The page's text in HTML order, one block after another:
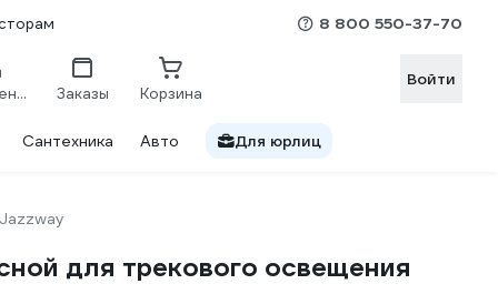
8 800 550-37-70
Сравнение Заказы Корзина
Войти
Сантехника Авто Для юрлиц
Jazzway
для трекового освещения